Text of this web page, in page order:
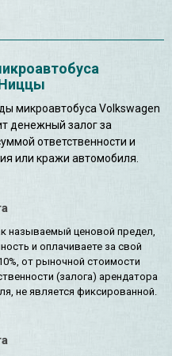
микроавтобуса Volkswagen
денежный залог за
ответственности и
или кражи автомобиля.
называемый ценовой предел,
и оплачиваете за свой
от рыночной стоимости
(залога) арендатора
не является фиксированной.